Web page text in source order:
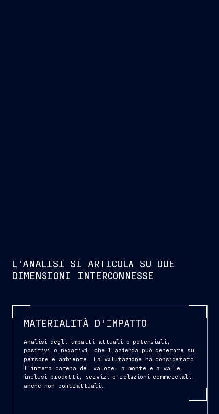
L'ANALISI SI ARTICOLA SU DUE
DIMENSIONI INTERCONNESSE
MATERIALITÀ D'IMPATTO
Analisi degli impatti attuali o potenziali,
positivi o negativi, che l’azienda può generare su
persone e ambiente. La valutazione ha considerato
l’intera catena del valore, a monte e a valle,
inclusi prodotti, servizi e relazioni commerciali,
anche non contrattuali.